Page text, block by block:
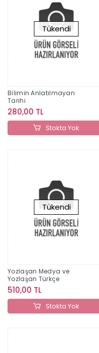
Tükendi
Bilimin Anlatılmayan
Tarihi
280,00 TL
Stokta Yok
Tükendi
Yozlaşan Medya ve
Yozlaşan Türkçe
510,00 TL
Stokta Yok